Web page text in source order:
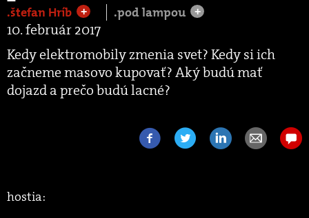
.štefan Hríb + .pod lampou +
10. február 2017
Kedy elektromobily zmenia svet? Kedy si ich
začneme masovo kupovať? Aký budú mať
dojazd a prečo budú lacné?
hostia: